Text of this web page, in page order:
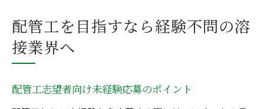
配管工を目指すなら経験不問の溶
接業界へ
配管工志望者向け未経験応募のポイント